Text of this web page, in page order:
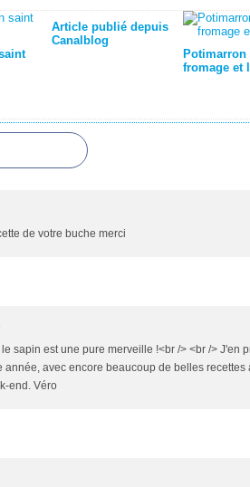
Article publié depuis
Canalblog
Potimarron
fromage et
de votre buche merci
sapin est une pure merveille !<br /> <br /> J'en
année, avec encore beaucoup de belles recettes
end. Véro